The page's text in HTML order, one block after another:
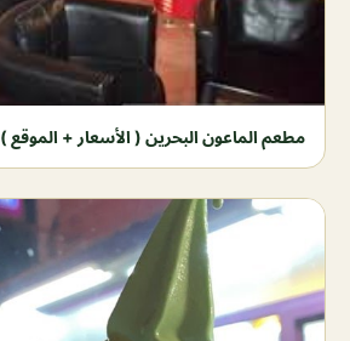
مطعم الماعون البحرين ( الأسعار + الموقع )